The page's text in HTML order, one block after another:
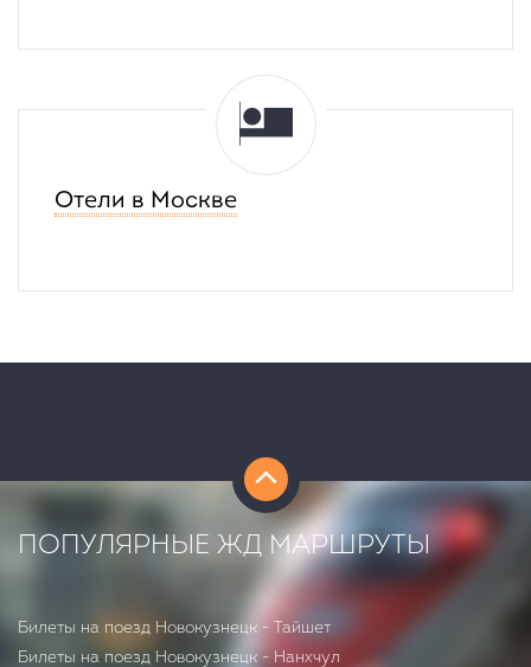
Отели в Москве
ПОПУЛЯРНЫЕ ЖД МАРШРУТЫ
Билеты на поезд Новокузнецк - Тайшет
Билеты на поезд Новокузнецк - Нанхчул